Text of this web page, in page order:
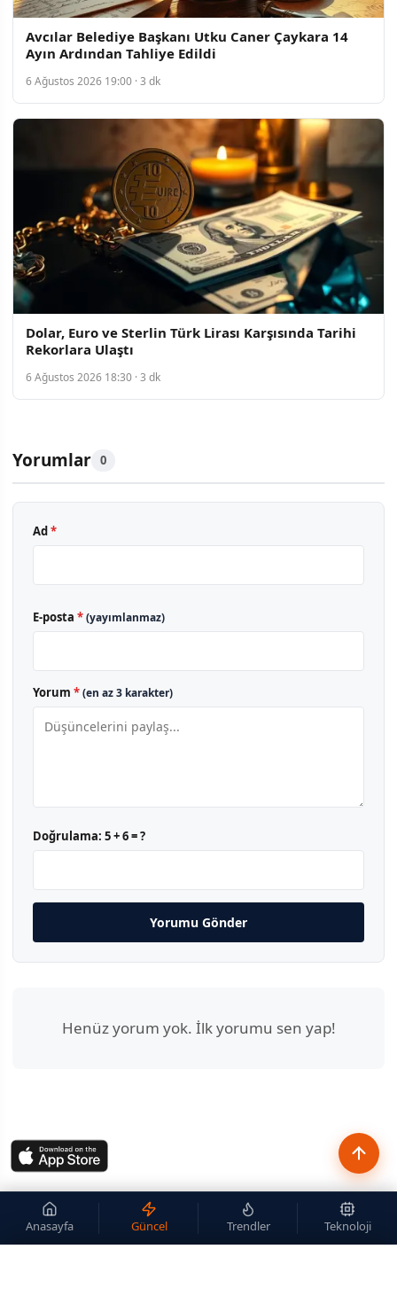
Avcılar Belediye Başkanı Utku Caner Çaykara 14
Ayın Ardından Tahliye Edildi
6 Ağustos 2026 19:00 · 3 dk
Dolar, Euro ve Sterlin Türk Lirası Karşısında Tarihi
Rekorlara Ulaştı
6 Ağustos 2026 18:30 · 3 dk
Yorumlar 0
Ad*
E-posta *(yayımlanmaz)
Yorum *(en az 3 karakter)
Doğrulama: 5 + 6 = ?
Yorumu Gönder
Henüz yorum yok. İlk yorumu sen yap!
Anasayfa Güncel Trendler Teknoloji